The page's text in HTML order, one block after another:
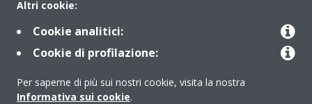
Periodo di supporto definito
Gruppo Daikin Europe
Altri cookie:
Cookie analitici:
Cookie di profilazione:
Per saperne di più sui nostri cookie, visita la nostra
Informativa sui cookie.